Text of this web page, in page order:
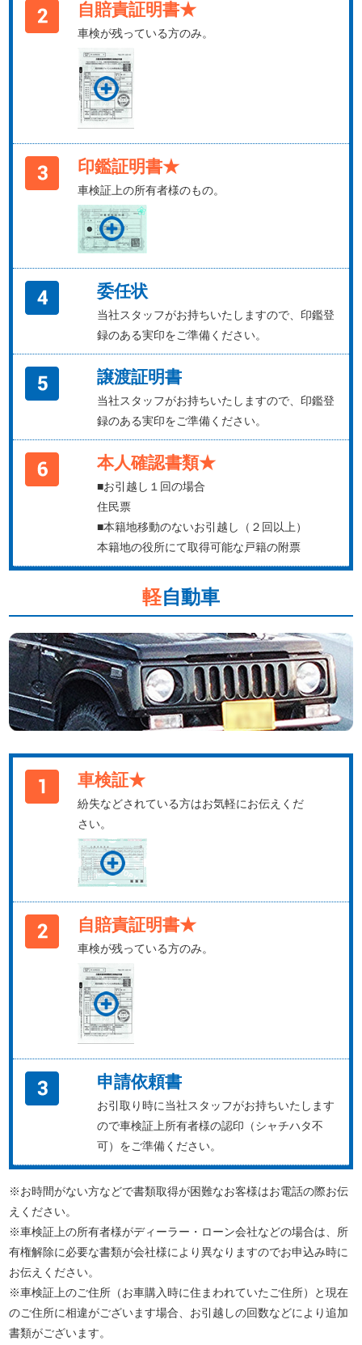
自賠責証明書★
車検が残っている方のみ。
印鑑証明書★
車検証上の所有者様のもの。
委任状
当社スタッフがお持ちいたしますので、印鑑登
録のある実印をご準備ください。
譲渡証明書
当社スタッフがお持ちいたしますので、印鑑登
録のある実印をご準備ください。
本人確認書類★
■お引越し１回の場合
住民票
■本籍地移動のないお引越し（２回以上）
本籍地の役所にて取得可能な戸籍の附票
軽自動車
車検証★
紛失などされている方はお気軽にお伝えくだ
さい。
自賠責証明書★
車検が残っている方のみ。
申請依頼書
お引取り時に当社スタッフがお持ちいたします
ので車検証上所有者様の認印（シャチハタ不
可）をご準備ください。
※お時間がない方などで書類取得が困難なお客様はお電話の際お伝
えください。
※車検証上の所有者様がディーラー・ローン会社などの場合は、所
有権解除に必要な書類が会社様により異なりますのでお申込み時に
お伝えください。
※車検証上のご住所（お車購入時に住まわれていたご住所）と現在
のご住所に相違がございます場合、お引越しの回数などにより追加
書類がございます。